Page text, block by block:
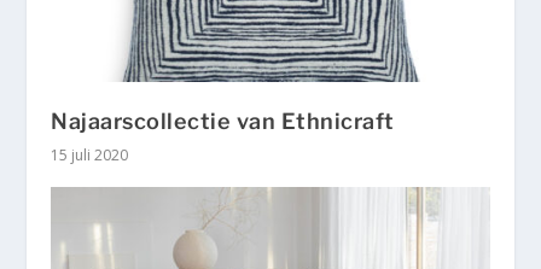
Najaarscollectie van Ethnicraft
15 juli 2020